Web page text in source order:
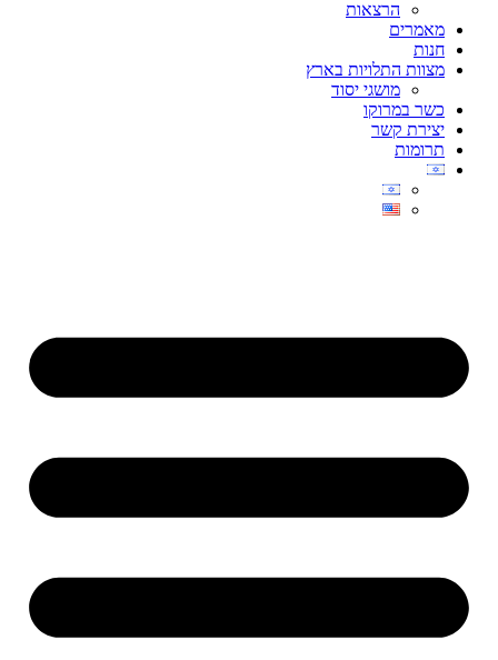
הרצאות
מאמרים
חנות
מצוות התלויות בארץ
מושגי יסוד
כשר במרוקו
יצירת קשר
תרומות